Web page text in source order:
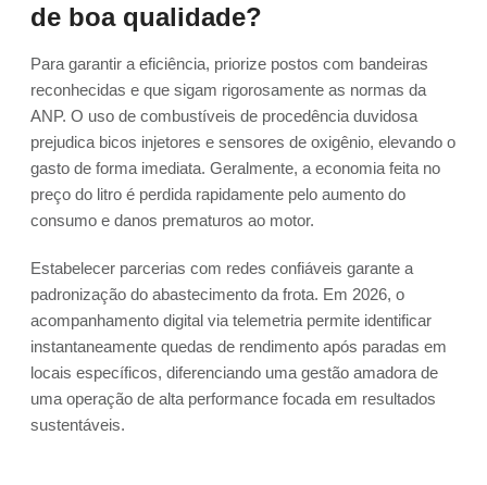
de boa qualidade?
Para garantir a eficiência, priorize postos com bandeiras
reconhecidas e que sigam rigorosamente as normas da
ANP. O uso de combustíveis de procedência duvidosa
prejudica bicos injetores e sensores de oxigênio, elevando o
gasto de forma imediata. Geralmente, a economia feita no
preço do litro é perdida rapidamente pelo aumento do
consumo e danos prematuros ao motor.
Estabelecer parcerias com redes confiáveis garante a
padronização do abastecimento da frota. Em 2026, o
acompanhamento digital via telemetria permite identificar
instantaneamente quedas de rendimento após paradas em
locais específicos, diferenciando uma gestão amadora de
uma operação de alta performance focada em resultados
sustentáveis.